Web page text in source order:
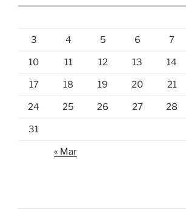
3 4 5 6 7
10 11 12 13 14
17 18 19 20 21
24 25 26 27 28
31
« Mar